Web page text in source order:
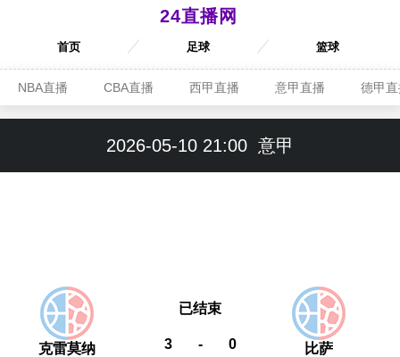
24直播网
首页 足球 篮球
NBA直播 CBA直播 西甲直播 意甲直播 德甲
2026-05-10 21:00 意甲
克雷莫纳 3 - 0
已结束
比萨